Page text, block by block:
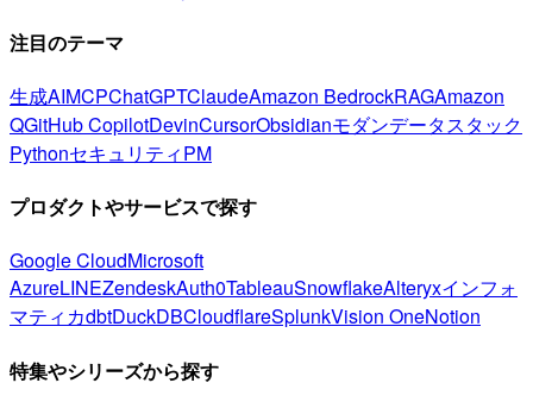
注目のテーマ
生成AIMCPChatGPTClaudeAmazon BedrockRAGAmazon
QGitHub CopilotDevinCursorObsidianモダンデータスタック
PythonセキュリティPM
プロダクトやサービスで探す
Google CloudMicrosoft
AzureLINEZendeskAuth0TableauSnowflakeAlteryxインフォ
マティカdbtDuckDBCloudflareSplunkVision OneNotion
特集やシリーズから探す